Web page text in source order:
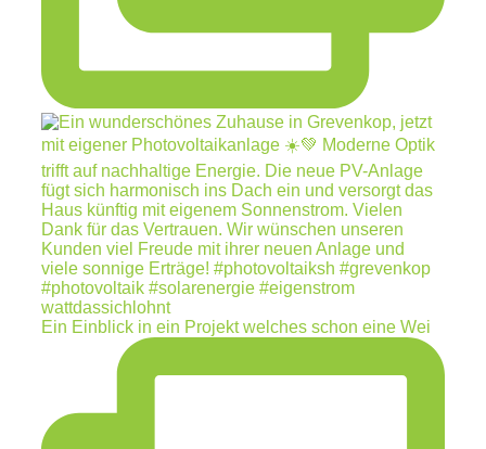
Ein Einblick in ein Projekt welches schon eine Wei